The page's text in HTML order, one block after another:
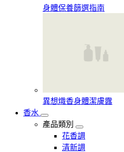
身體保養篩選指南
異想熾香身體潔膚露
香水
產品類別
花香調
清新調